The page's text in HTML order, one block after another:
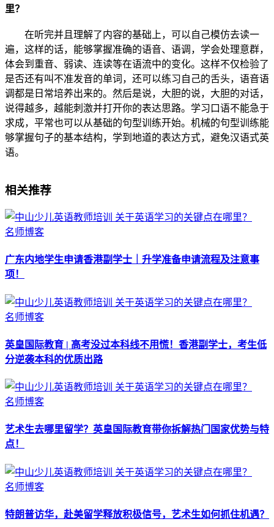
里？
在听完并且理解了内容的基础上，可以自己模仿去读一
遍，这样的话，能够掌握准确的语音、语调，学会处理意群，
体会到重音、弱读、连读等在语流中的变化。这样不仅检验了
是否还有叫不准发音的单词，还可以练习自己的舌头，语音语
调都是日常培养出来的。然后是说，大胆的说，大胆的对话，
说得越多，越能刺激并打开你的表达思路。学习口语不能急于
求成，平常也可以从基础的句型训练开始。机械的句型训练能
够掌握句子的基本结构，学到地道的表达方式，避免汉语式英
语。
相关推荐
名师博客
广东内地学生申请香港副学士｜升学准备申请流程及注意事
项！
名师博客
英皇国际教育 | 高考没过本科线不用慌！香港副学士，考生低
分逆袭本科的优质出路
名师博客
艺术生去哪里留学？英皇国际教育带你拆解热门国家优势与特
点！
名师博客
特朗普访华，赴美留学释放积极信号，艺术生如何抓住机遇？